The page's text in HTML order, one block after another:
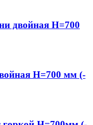
двойная Н=700
Н=700 мм (-